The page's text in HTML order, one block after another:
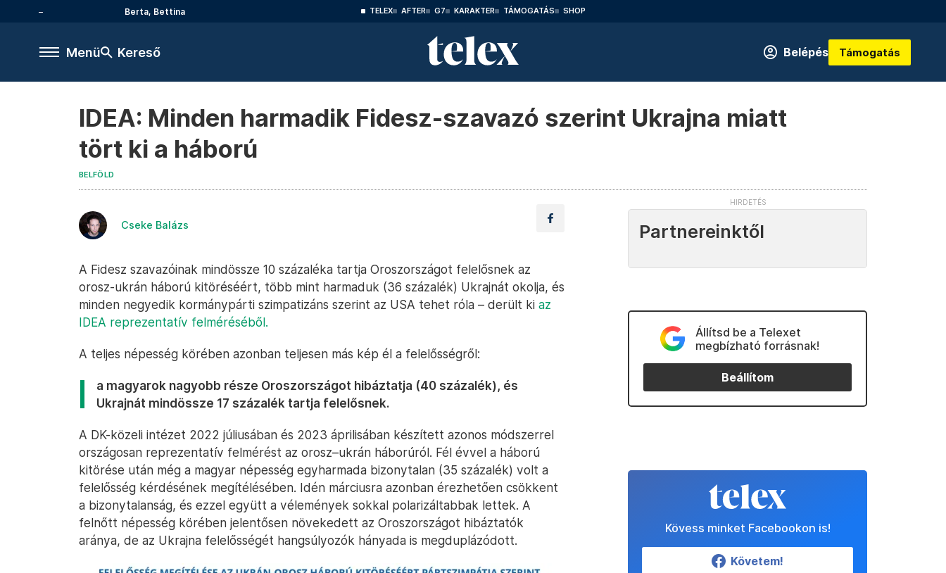
Berta, Bettina TELEX AFTER G7 KARAKTER TÁMOGATÁS SHOP
Menü Kereső Belépés Támogatás
IDEA: Minden harmadik Fidesz-szavazó szerint Ukrajna miatt
tört ki a háború
BELFÖLD
Cseke Balázs
A Fidesz szavazóinak mindössze 10 százaléka tartja Oroszországot felelősnek az
orosz-ukrán háború kitöréséért, több mint harmaduk (36 százalék) Ukrajnát okolja, és
minden negyedik kormánypárti szimpatizáns szerint az USA tehet róla – derült ki az
IDEA reprezentatív felméréséből.
A teljes népesség körében azonban teljesen más kép él a felelősségről:
a magyarok nagyobb része Oroszországot hibáztatja (40 százalék), és
Ukrajnát mindössze 17 százalék tartja felelősnek.
A DK-közeli intézet 2022 júliusában és 2023 áprilisában készített azonos módszerrel
országosan reprezentatív felmérést az orosz–ukrán háborúról. Fél évvel a háború
kitörése után még a magyar népesség egyharmada bizonytalan (35 százalék) volt a
felelősség kérdésének megítélésében. Idén márciusra azonban érezhetően csökkent
a bizonytalanság, és ezzel együtt a vélemények sokkal polarizáltabbak lettek. A
felnőtt népesség körében jelentősen növekedett az Oroszországot hibáztatók
aránya, de az Ukrajna felelősségét hangsúlyozók hányada is megduplázódott.
Partnereinktől
Állítsd be a Telexet
megbízható forrásnak!
Beállítom
Kövess minket Facebookon is!
Követem!